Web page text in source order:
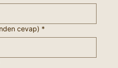
cevap) *